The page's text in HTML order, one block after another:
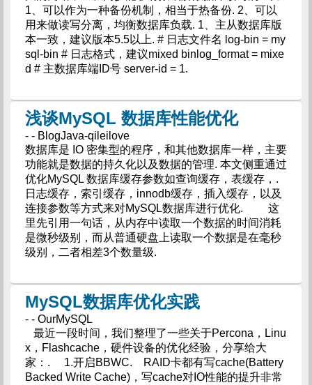
1、可以作为一种备份机制，相当于热备份. 2、可以
用来做读写分离，均衡数据库负载. 1、主从数据库版
本一致，建议版本5.5以上. # 日志文件名 log-bin = my
sql-bin # 日志格式，建议mixed binlog_format = mixe
d # 主数据库端ID号 server-id = 1.
浅谈MySQL 数据库性能优化
- - BlogJava-qileilove
数据库是 IO 密集型的程序，和其他数据库一样，主要
功能就是数据的持久化以及数据的管理. 本文侧重通过
优化MySQL 数据库缓存参数如查询缓存，表缓存，.
日志缓存，索引缓存，innodb缓存，插入缓存，以及
连接参数等方式来对MySQL数据库进行优化. 这
里先引用一句话，从内存中读取一个数据的时间消耗
是微秒级别，而从普通硬盘上读取一个数据是在毫秒
级别，二者相差3个数量级.
MySQL数据库优化实践
- - OurMySQL
最近一段时间，我们整理了一些关于Percona，Linu
x，Flashcache，硬件设备的优化经验，分享给大
家：. 1.开启BBWC. RAID卡都有写cache(Battery
Backed Write Cache)，写cache对IO性能的提升非常